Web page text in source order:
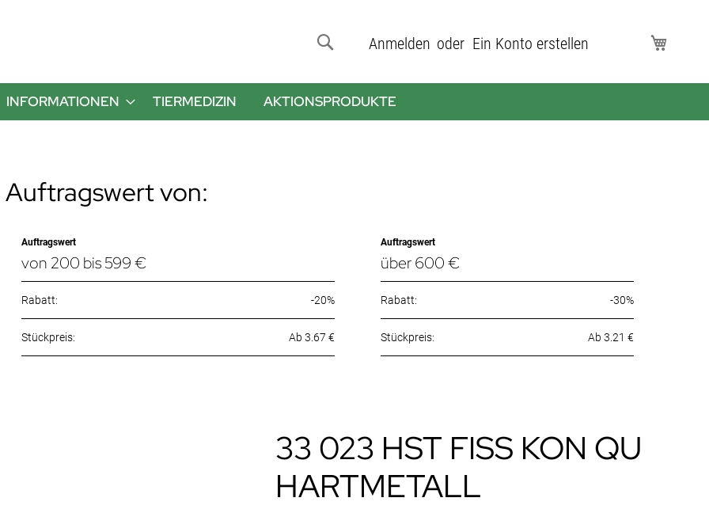
Direkt
Inhalt
Anmelden Ein Konto erstellen
INFORMATIONEN TIERMEDIZIN AKTIONSPRODUKTE
von:
Auftragswert
von 200 bis 599 €
Auftragswert
über 600 €
Rabatt: -20% Rabatt: -30%
Ab 3.67 € Ab 3.21 €
33 023 HST FISS KON QU
HARTMETALL